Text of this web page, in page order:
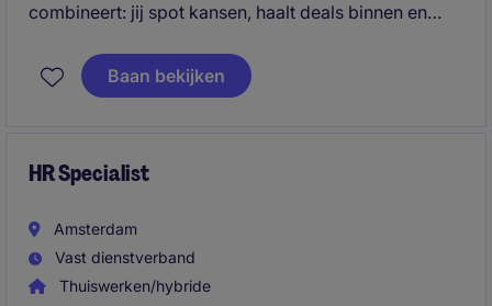
combineert: jij spot kansen, haalt deals binnen en
Baan bekijken
HR Specialist
Amsterdam
Vast dienstverband
Thuiswerken/hybride